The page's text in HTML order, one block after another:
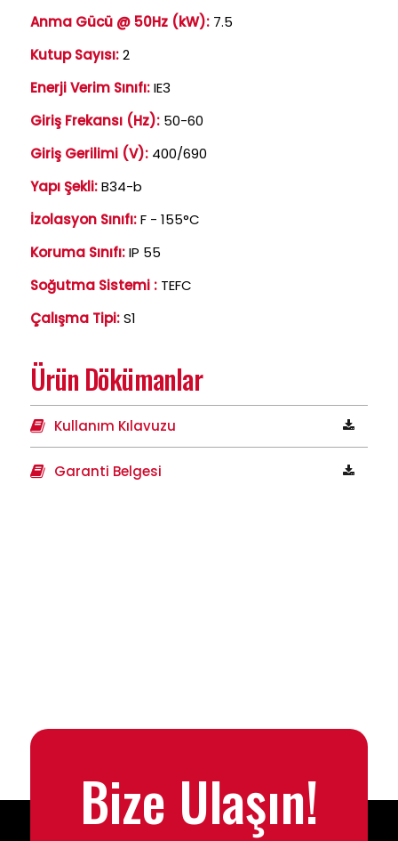
Anma Gücü @ 50Hz (kW): 7.5
Kutup Sayısı:2
Enerji Verim Sınıfı:IE3
Giriş Frekansı (Hz): 50-60
Giriş Gerilimi (V): 400/690
Yapı Şekli:B34-b
İzolasyon Sınıfı:F - 155°C
Koruma Sınıfı:IP 55
Soğutma Sistemi : TEFC
Çalışma Tipi:S1
Ürün Dökümanlar
Kullanım Kılavuzu
Garanti Belgesi
Bize Ulaşın!